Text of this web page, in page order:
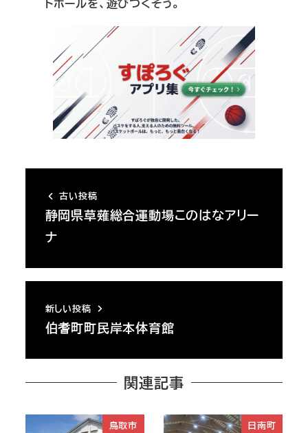
古い投稿
静岡県草薙総合運動場このはなアリー
ナ
新しい投稿
伯耆町町民岸本体育館
関連記事
鳥取市 日南町